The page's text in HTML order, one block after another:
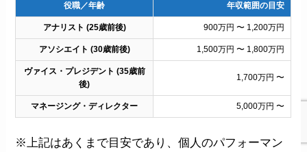
役職／年齢 年収範囲の目安
アナリスト (25歳前後) 900万円 〜 1,200万円
アソシエイト (30歳前後) 1,500万円 〜 1,800万円
ヴァイス・プレジデント (35歳前
後)
1,700万円 〜
マネージング・ディレクター 5,000万円 〜
※上記はあくまで目安であり、個人のパフォーマン